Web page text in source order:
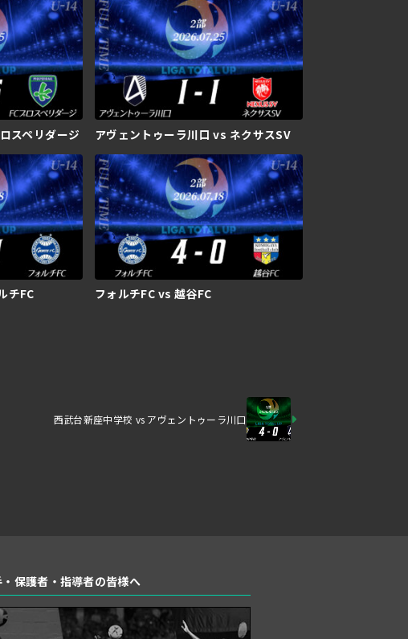
スペリダージ アヴェントゥーラ川口 vs ネクサスSV
チFC フォルチFC vs 越谷FC
西武台新座中学校 vs アヴェントゥーラ川口
保護者・指導者の皆様へ